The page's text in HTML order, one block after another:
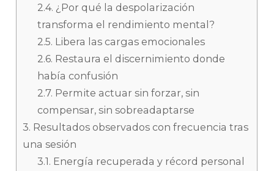
2.4. ¿Por qué la despolarización
transforma el rendimiento mental?
2.5. Libera las cargas emocionales
2.6. Restaura el discernimiento donde
había confusión
2.7. Permite actuar sin forzar, sin
compensar, sin sobreadaptarse
3. Resultados observados con frecuencia tras
una sesión
3.1. Energía recuperada y récord personal